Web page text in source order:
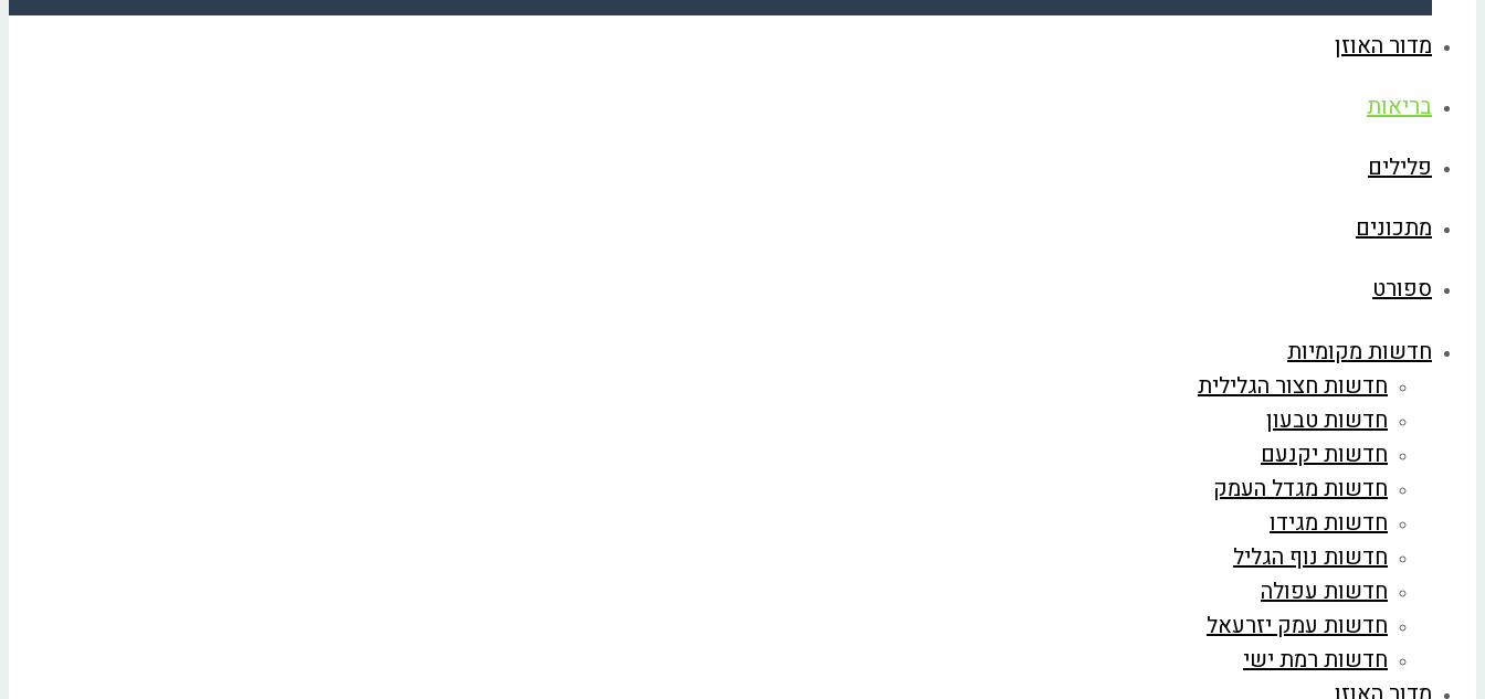
מדור האוזן
בריאות
פלילים
מתכונים
ספורט
חדשות מקומיות
חדשות חצור הגלילית
חדשות טבעון
חדשות יקנעם
חדשות מגדל העמק
חדשות מגידו
חדשות נוף הגליל
חדשות עפולה
חדשות עמק יזרעאל
חדשות רמת ישי